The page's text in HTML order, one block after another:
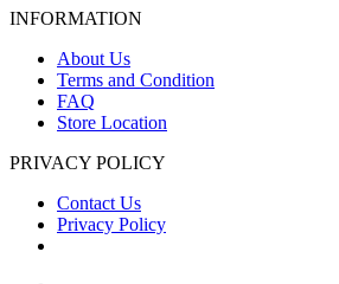
INFORMATION
About Us
Terms and Condition
FAQ
Store Location
PRIVACY POLICY
Contact Us
Privacy Policy